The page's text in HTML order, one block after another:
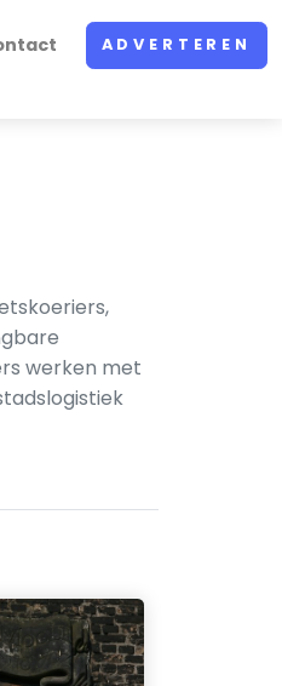
ADVERTEREN
werken met